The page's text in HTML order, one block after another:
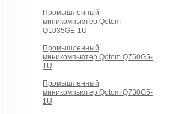
Промышленный
миникомпьютер Qotom
Q1035GE-1U
Промышленный
миникомпьютер Qotom Q750G5-
1U
Промышленный
миникомпьютер Qotom Q730G5-
1U